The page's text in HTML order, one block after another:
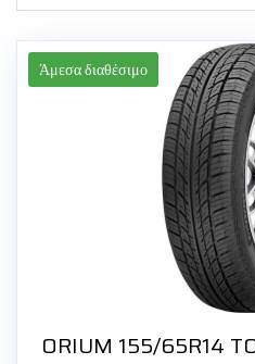
Άμεσα διαθέσιμο
ORIUM 155/65R14